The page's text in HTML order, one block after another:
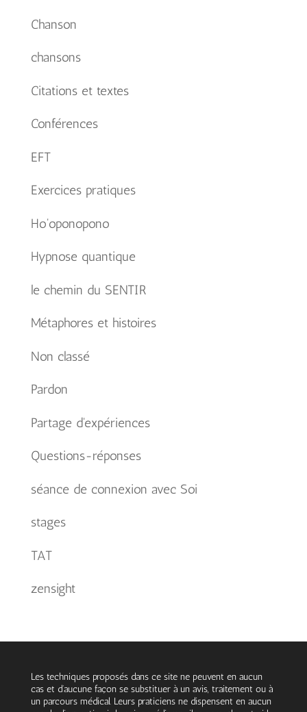
Chanson
chansons
Citations et textes
Conférences
EFT
Exercices pratiques
Ho'oponopono
Hypnose quantique
le chemin du SENTIR
Métaphores et histoires
Non classé
Pardon
Partage d'expériences
Questions-réponses
séance de connexion avec Soi
stages
TAT
zensight
Les techniques proposés dans ce site ne peuvent en aucun
cas et d’aucune façon se substituer à un avis, traitement ou à
un parcours médical. Leurs praticiens ne dispensent en aucun